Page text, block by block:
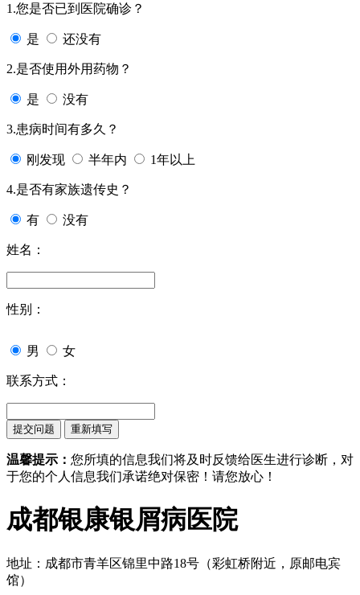
1.您是否已到医院确诊？
是 还没有
2.是否使用外用药物？
是 没有
3.患病时间有多久？
刚发现 半年内 1年以上
4.是否有家族遗传史？
有 没有
姓名：
性别：
男 女
联系方式：
温馨提示： 您所填的信息我们将及时反馈给医生进行诊断，对
于您的个人信息我们承诺绝对保密！请您放心！
成都银康银屑病医院
地址：成都市青羊区锦里中路18号（彩虹桥附近，原邮电宾
馆）